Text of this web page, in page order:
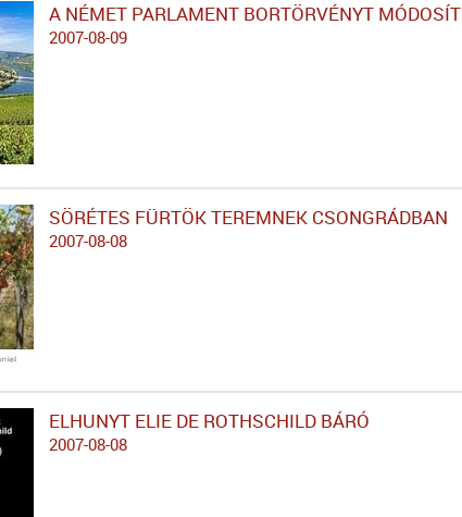
A NÉMET PARLAMENT BORTÖRVÉNYT MÓDOSÍT
2007-08-09
SÖRÉTES FÜRTÖK TEREMNEK CSONGRÁDBAN
2007-08-08
ELHUNYT ELIE DE ROTHSCHILD BÁRÓ
2007-08-08